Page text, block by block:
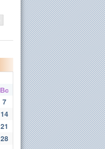
Вс
7
14
21
28